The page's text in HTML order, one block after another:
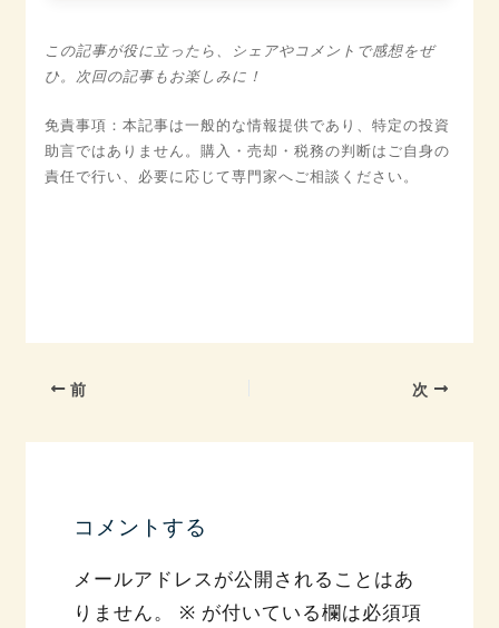
この記事が役に立ったら、シェアやコメントで感想をぜ
ひ。次回の記事もお楽しみに！
免責事項：本記事は一般的な情報提供であり、特定の投資
助言ではありません。購入・売却・税務の判断はご自身の
責任で行い、必要に応じて専門家へご相談ください。
前 次
コメントする
メールアドレスが公開されることはあ
りません。
※ が付いている欄は必須項